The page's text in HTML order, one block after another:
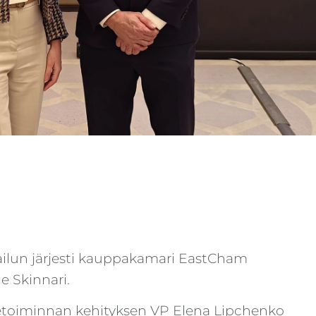
järjesti kauppakamari EastCham
Skinnari.
kehityksen VP Elena Lipchenko